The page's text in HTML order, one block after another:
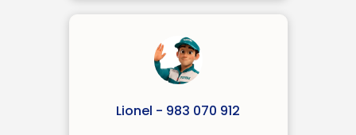
Lionel - 983 070 912